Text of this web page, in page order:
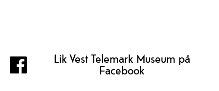
Lik Vest Telemark Museum på
Facebook